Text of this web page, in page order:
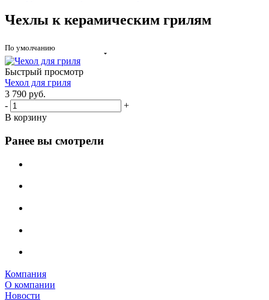
Чехлы к керамическим грилям
По умолчанию
Быстрый просмотр
Чехол для гриля
3 790 руб.
-
+
В корзину
Ранее вы смотрели
Компания
О компании
Новости